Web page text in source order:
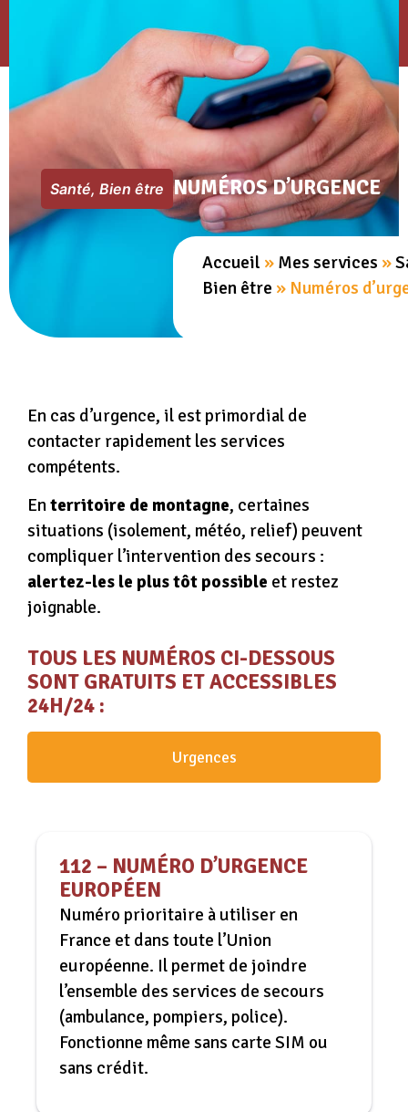
Santé, Bien être NUMÉROS D’URGENCE
Accueil » Mes services »
Bien être » Numéros
En cas d’urgence, il est primordial de
contacter rapidement les services
compétents.
Enterritoire de montagne, certaines
situations (isolement, météo, relief) peuvent
compliquer l’intervention des secours :
alertez-les le plus tôt possible et restez
joignable.
TOUS LES NUMÉROS CI-DESSOUS
SONT GRATUITS ET ACCESSIBLES
24H/24 :
Urgences
112 – NUMÉRO D’URGENCE
EUROPÉEN
Numéro prioritaire à utiliser en
France et dans toute l’Union
européenne. Il permet de joindre
l’ensemble des services de secours
(ambulance, pompiers, police).
Fonctionne même sans carte SIM ou
sans crédit.